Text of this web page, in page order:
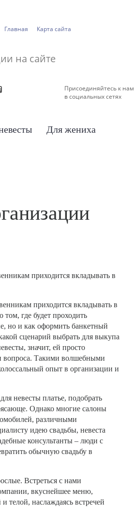
Главная Карта сайта
Присоединяйтесь к нам
в социальных сетях
Для жениха
приходится вкладывать в
приходится вкладывать в
где будет проходить
но и как оформить банкетный
сценарий выбрать для выкупа
значит, ей просто
вопроса. Такими волшебными
опыт в организации и
невесты платье, подобрать
Однако многие салоны
различными
идею свадьбы, невеста
консультанты – люди с
обычную свадьбу в
Встреться с нами
вкуснейшее меню,
телой, наслаждаясь встречей